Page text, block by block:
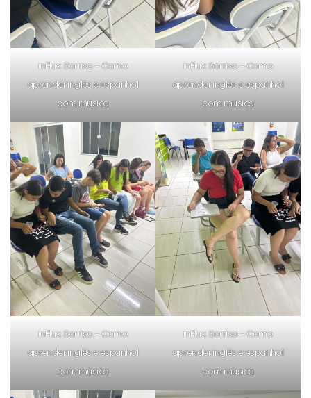
inFlux Sorriso – Como
aprender inglês e espanhol
com música
inFlux Sorriso – Como
aprender inglês e espanhol
com música
inFlux Sorriso – Como
aprender inglês e espanhol
com música
inFlux Sorriso – Como
aprender inglês e espanhol
com música